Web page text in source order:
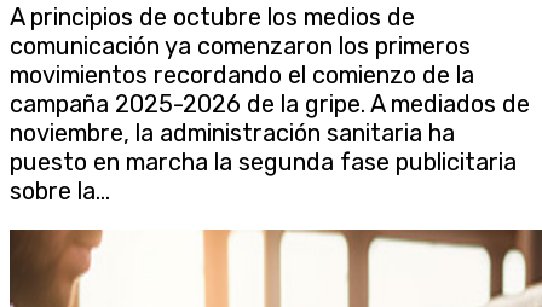
A principios de octubre los medios de
comunicación ya comenzaron los primeros
movimientos recordando el comienzo de la
campaña 2025-2026 de la gripe. A mediados de
noviembre, la administración sanitaria ha
puesto en marcha la segunda fase publicitaria
sobre la...